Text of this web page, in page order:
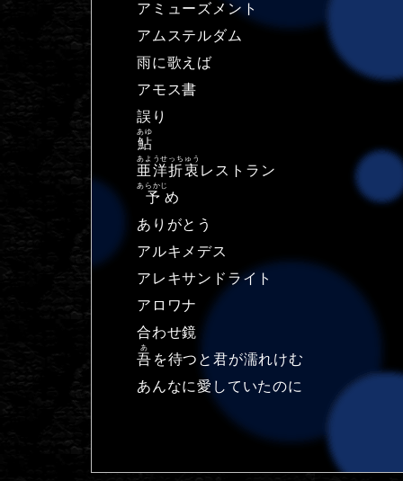
アミューズメント
アムステルダム
雨に歌えば
アモス書
誤り
鮎
あゆ
亜洋折衷
あようせっちゅう
レストラン
予
あらかじ
め
ありがとう
アルキメデス
アレキサンドライト
アロワナ
合わせ鏡
吾
あ
を待つと君が濡れけむ
あんなに愛していたのに